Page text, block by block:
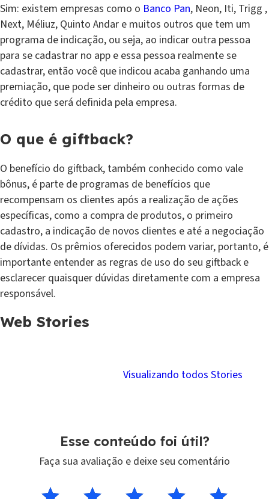
Sim: existem empresas como o Banco Pan, Neon, Iti, Trigg ,
Next, Méliuz, Quinto Andar e muitos outros que tem um
programa de indicação, ou seja, ao indicar outra pessoa
para se cadastrar no app e essa pessoa realmente se
cadastrar, então você que indicou acaba ganhando uma
premiação, que pode ser dinheiro ou outras formas de
crédito que será definida pela empresa.
O que é giftback?
O benefício do giftback, também conhecido como vale
bônus, é parte de programas de benefícios que
recompensam os clientes após a realização de ações
específicas, como a compra de produtos, o primeiro
cadastro, a indicação de novos clientes e até a negociação
de dívidas. Os prêmios oferecidos podem variar, portanto, é
importante entender as regras de uso do seu giftback e
esclarecer quaisquer dúvidas diretamente com a empresa
responsável.
Web Stories
Visualizando todos Stories
fazem perder
Esse conteúdo foi útil?